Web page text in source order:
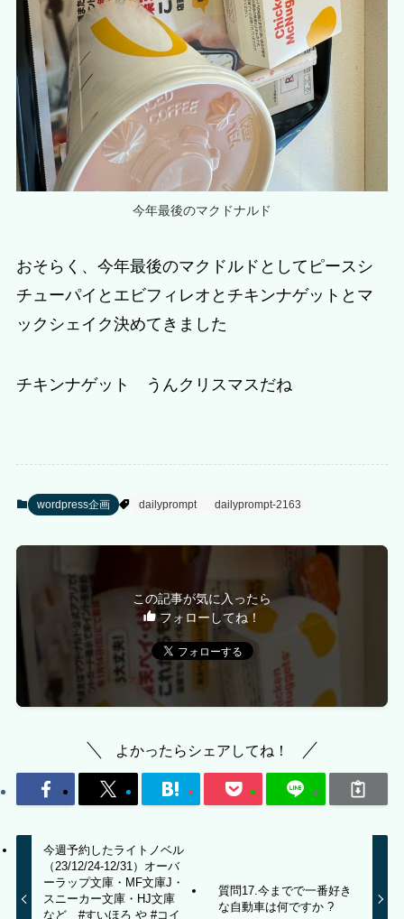
今年最後のマクドナルド
おそらく、今年最後のマクドルドとしてピースシ
チューパイとエビフィレオとチキンナゲットとマ
ックシェイク決めてきました
チキンナゲット うんクリスマスだね
wordpress企画 dailyprompt dailyprompt-2163
この記事が気に入ったら
フォローしてね！
よかったらシェアしてね！
今週予約したライトノベル
（23/12/24-12/31）オーバ
ーラップ文庫・MF文庫J・
スニーカー文庫・HJ文庫
など #すいほろ や #コイ
質問17.今までで一番好き
な自動車は何ですか ?